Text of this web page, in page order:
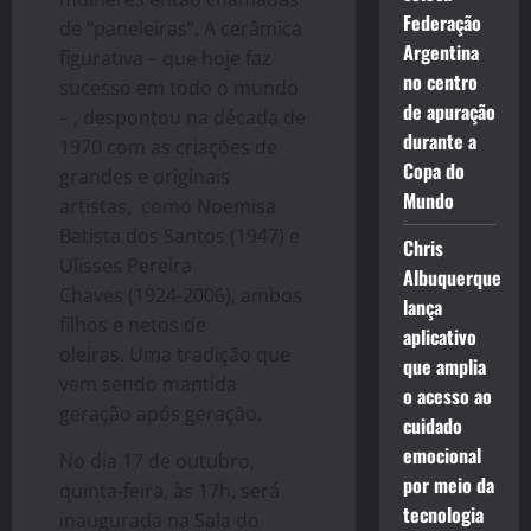
de “paneleiras”. A cerâmica
figurativa – que hoje faz
sucesso em todo o mundo
– , despontou na década de
1970 com as criações de
grandes e originais
artistas, como Noemisa
Batista dos Santos (1947) e
Ulisses Pereira
Chaves (1924-2006), ambos
filhos e netos de
oleiras. Uma tradição que
vem sendo mantida
geração após geração.
No dia 17 de outubro,
quinta-feira, às 17h, será
inaugurada na Sala do
Federação
Argentina
no centro
de apuração
durante a
Copa do
Mundo
Chris
Albuquerque
lança
aplicativo
que amplia
o acesso ao
cuidado
emocional
por meio da
tecnologia